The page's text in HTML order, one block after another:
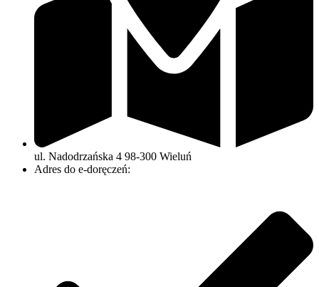
ul. Nadodrzańska 4 98-300 Wieluń
Adres do e-doręczeń: